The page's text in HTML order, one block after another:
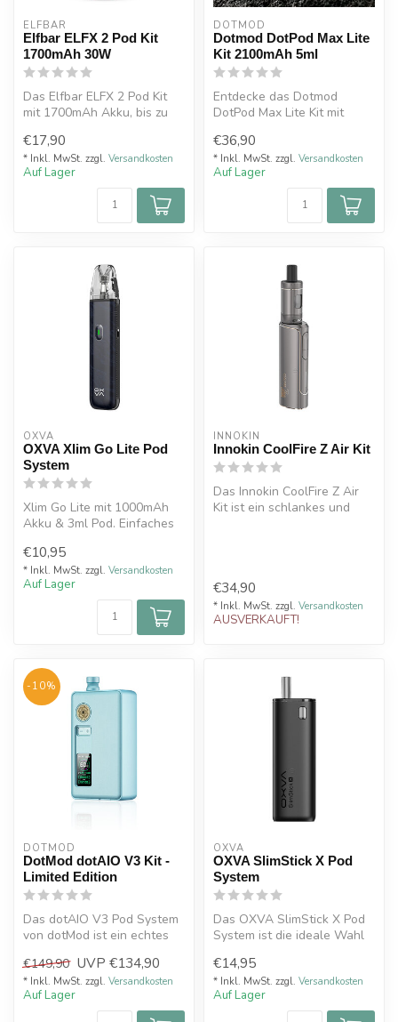
ELFBAR
Elfbar ELFX 2 Pod Kit
1700mAh 30W
Das Elfbar ELFX 2 Pod Kit
mit 1700mAh Akku, bis zu
Dua...
€17,90
* Inkl. MwSt. zzgl. Versandkosten
Auf Lager
DOTMOD
Dotmod DotPod Max Lite
Kit 2100mAh 5ml
Entdecke das Dotmod
DotPod Max Lite Kit mit
Leistung, 5ml To...
€36,90
* Inkl. MwSt. zzgl. Versandkosten
Auf Lager
OXVA
OXVA Xlim Go Lite Pod
System
Xlim Go Lite mit 1000mAh
Akku & 3ml Pod. Einfaches
Einstellungen...
€10,95
* Inkl. MwSt. zzgl. Versandkosten
Auf Lager
INNOKIN
Innokin CoolFire Z Air Kit
Das Innokin CoolFire Z Air
Kit ist ein schlankes und
€34,90
* Inkl. MwSt. zzgl. Versandkosten
AUSVERKAUFT!
-10%
DOTMOD
DotMod dotAIO V3 Kit -
Limited Edition
Das dotAIO V3 Pod System
von dotMod ist ein echtes
für ...
€149,90 UVP €134,90
* Inkl. MwSt. zzgl. Versandkosten
Auf Lager
OXVA
OXVA SlimStick X Pod
System
Das OXVA SlimStick X Pod
System ist die ideale Wahl
€14,95
* Inkl. MwSt. zzgl. Versandkosten
Auf Lager